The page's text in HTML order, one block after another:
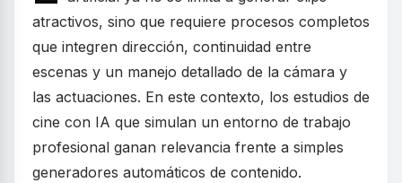
atractivos, sino que requiere procesos completos
que integren dirección, continuidad entre
escenas y un manejo detallado de la cámara y
las actuaciones. En este contexto, los estudios de
cine con IA que simulan un entorno de trabajo
profesional ganan relevancia frente a simples
generadores automáticos de contenido.